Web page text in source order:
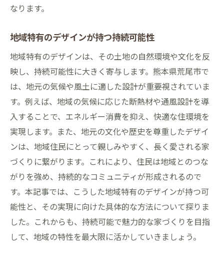
なります。
地域特有のデザインが持つ持続可能性
地域特有のデザインは、その土地の自然環境や文化を反
映し、持続可能性に大きく寄与します。熊本県荒尾市で
は、地元の気候や風土に適した設計が重要視されていま
す。例えば、地域の気候に応じた断熱材や通風設計を導
入することで、エネルギー消費を抑え、快適な住環境を
実現します。また、地元の文化や歴史を尊重したデザイ
ンは、地域住民にとって親しみやすく、長く愛される家
づくりに繋がります。これにより、住民は地域とのつな
がりを強め、持続的なコミュニティが形成されるので
す。本記事では、こうした地域特有のデザインが持つ可
能性と、その実現に向けた具体的な方法について探りま
した。これからも、持続可能で魅力的な家づくりを目指
して、地域の特性を最大限に活かしていきましょう。